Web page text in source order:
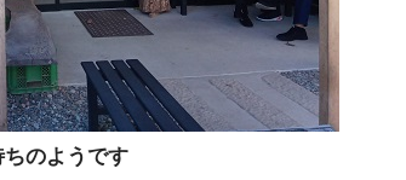
ちのようです